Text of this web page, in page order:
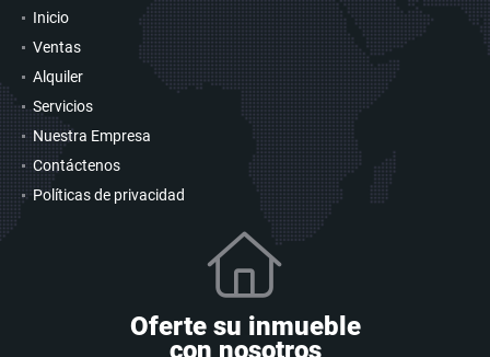
Inicio
Ventas
Alquiler
Servicios
Nuestra Empresa
Contáctenos
Políticas de privacidad
Oferte su inmueble
con nosotros